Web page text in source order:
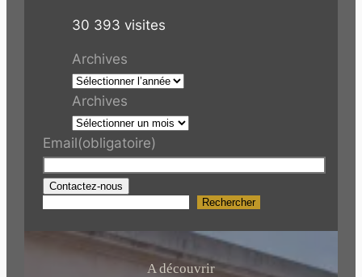
30 393 visites
Archives
Archives
Email(obligatoire)
Contactez-nous
R
Rechercher
A découvrir